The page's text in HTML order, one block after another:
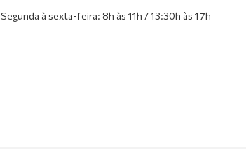
Segunda à sexta-feira: 8h às 11h / 13:30h às 17h